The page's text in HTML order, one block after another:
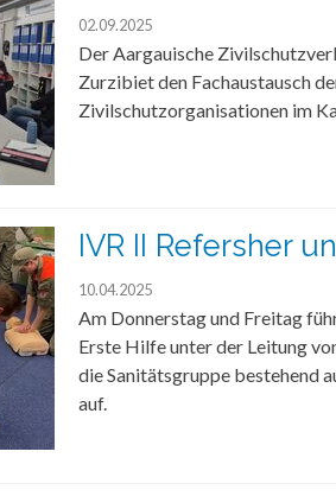
02.09.2025
Der Aargauische
Zurzibiet den Fachaustausch
Zivilschutzorganisationen im
IVR II Refersher
10.04.2025
Am Donnerstag und Freitag
Erste Hilfe unter der Leitung
die Sanitätsgruppe bestehend
auf.